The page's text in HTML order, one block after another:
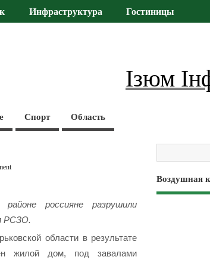
Инфраструктура Гостиницы
Ізюм
Спорт Область
россияне разрушили
РСЗО.
области в результате
жилой дом, под завалами
Воздушная